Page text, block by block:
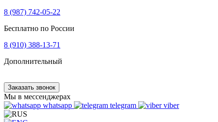
8 (987) 742-05-22
Бесплатно по России
8 (910) 388-13-71
Дополнительный
Заказать звонок
Мы в мессенджерах
whatsapp
telegram viber